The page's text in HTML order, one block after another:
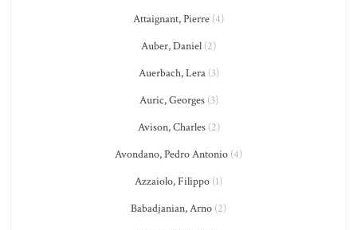
Attaignant, Pierre (4)
Auber, Daniel (2)
Auerbach, Lera(3)
Auric, Georges(3)
Avison, Charles(2)
Avondano, Pedro Antonio (4)
Azzaiolo, Filippo (1)
Babadjanian, Arno (2)